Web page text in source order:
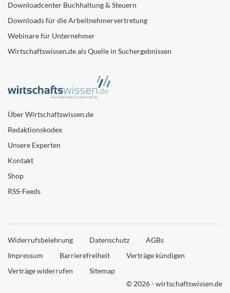
Downloadcenter Buchhaltung & Steuern
Downloads für die Arbeitnehmervertretung
Webinare für Unternehmer
Wirtschaftswissen.de als Quelle in Suchergebnissen
Über Wirtschaftswissen.de
Redaktionskodex
Unsere Experten
Kontakt
Shop
RSS-Feeds
Widerrufsbelehrung Datenschutz
AGBs
Impressum
Barrierefreiheit
Verträge kündigen
Verträge widerrufen
Sitemap
© 2026 - wirtschaftswissen.de